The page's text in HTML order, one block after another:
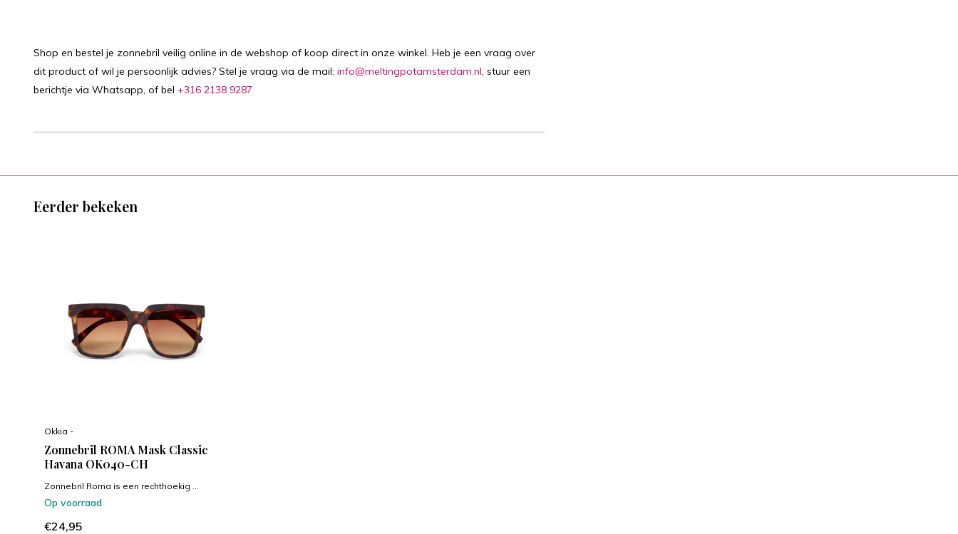
Shop en bestel je zonnebril veilig online in de webshop of koop direct in onze winkel. Heb je een vraag over
dit product of wil je persoonlijk advies? Stel je vraag via de mail: info@meltingpotamsterdam.nl, stuur een
berichtje via Whatsapp, of bel +316 2138 9287
Eerder bekeken
Okkia -
Zonnebril ROMA Mask Classic
Havana OK040-CH
Zonnebril Roma is een rechthoekig ...
Op voorraad
€24,95